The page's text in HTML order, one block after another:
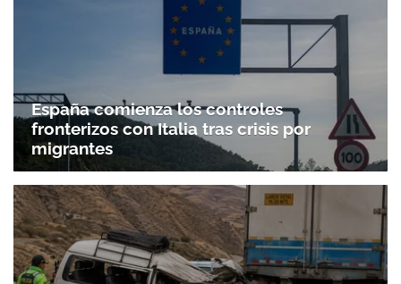
España comienza los controles
fronterizos con Italia tras crisis por
migrantes